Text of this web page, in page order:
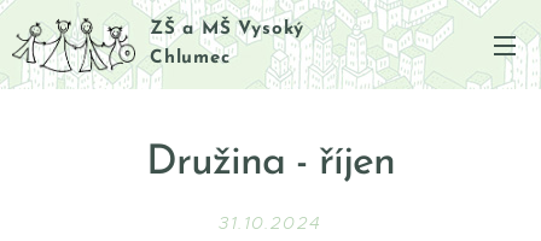
ZŠ a MŠ Vysoký
Chlumec
Družina - říjen
31.10.2024